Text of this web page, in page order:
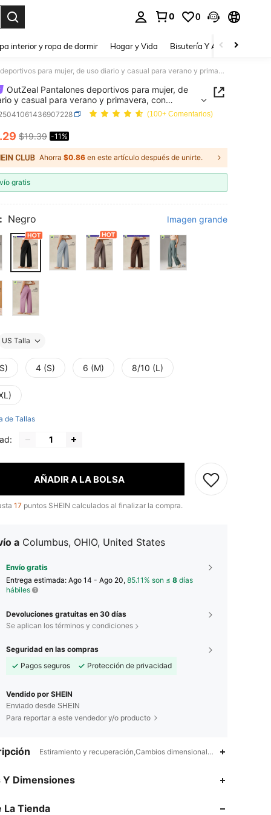
0 0
interior y ropa de dormir Hogar y Vida Bisutería Y Accesorios
OutZeal Pantalones deportivos para mujer, de uso diario y casual para verano y primavera, con protección UV, tacto fresco y suave, de pierna ancha, de unicolor, para actividades
OutZeal Pantalones deportivos para mujer, de
y casual para verano y primavera, con
UV, tacto fresco y suave, de pierna ancha,
para actividades
(100+ Comentarios)
AND AVAILABILITY
.29 $19.39 -11%
Ahorra $0.86 en este artículo después de unirte.
gratis
Negro Imagen grande
US Talla
4 (S) 6 (M) 8/10 (L)
de Tallas
AÑADIR A LA BOLSA
17 puntos SHEIN calculados al finalizar la compra.
a Columbus, OHIO, United States
Envío gratis
Entrega estimada: Ago 14 - Ago 20, 85.11% son ≤ 8 días
hábiles
Devoluciones gratuitas en 30 días
Se aplican los términos y condiciones
Seguridad en las compras
Pagos seguros
Protección de privacidad
Vendido por SHEIN
Enviado desde SHEIN
Para reportar a este vendedor y/o producto
Estiramiento y recuperación,Cambios dimensionales de los tejidos
Y Dimensiones
La Tienda
4.81